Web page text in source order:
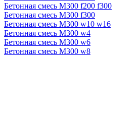
Бетонная смесь М300 f200 f300
Бетонная смесь М300 f300
Бетонная смесь М300 w10 w16
Бетонная смесь М300 w4
Бетонная смесь М300 w6
Бетонная смесь М300 w8